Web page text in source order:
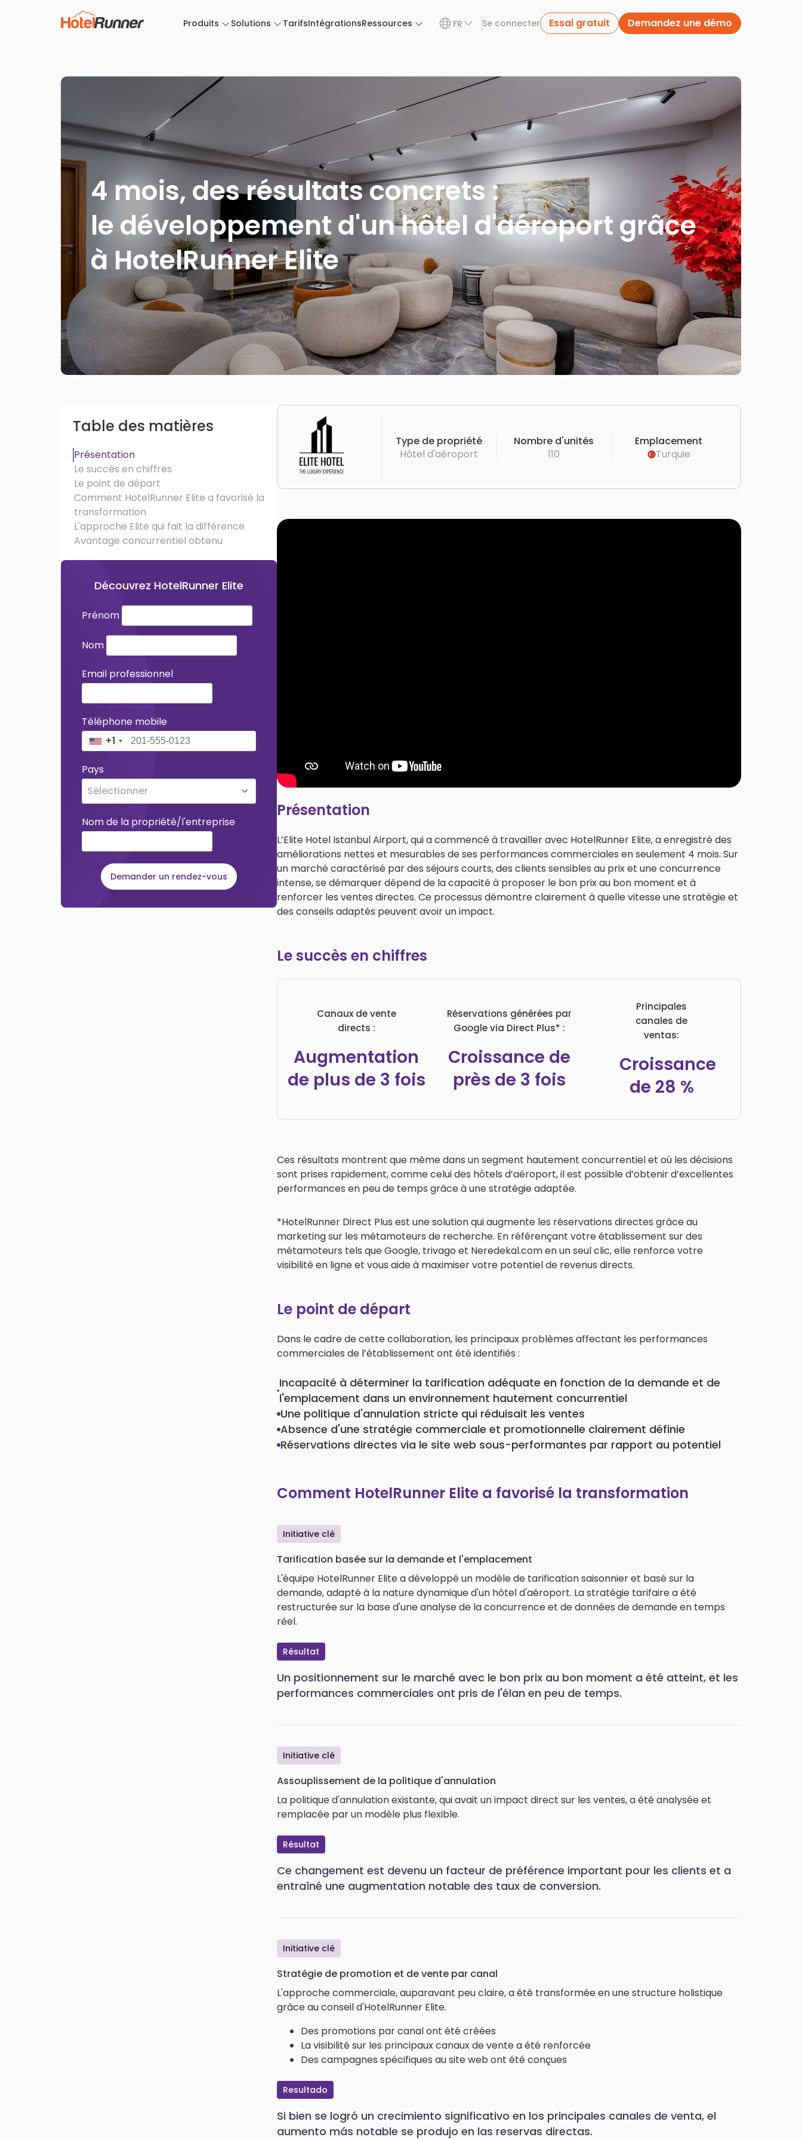
Produits Solutions TarifsIntégrationsRessources FR Se connecter Essai gratuit Demandez une démo
4 mois, des résultats concrets :
le développement d'un hôtel d'aéroport grâce
à HotelRunner Elite
Table des matières
Présentation
Le succès en chiffres
Le point de départ
Comment HotelRunner Elite a favorisé la
transformation
L'approche Elite qui fait la différence
Avantage concurrentiel obtenu
Découvrez HotelRunner Elite
Prénom
Nom
Email professionnel
Téléphone mobile
+1
Pays
Sélectionner
Nom de la propriété/l'entreprise
Demander un rendez-vous
Type de propriété
Hôtel d'aéroport
Nombre d'unités
110
Emplacement
Turquie
Présentation
L’Elite Hotel Istanbul Airport, qui a commencé à travailler avec HotelRunner Elite, a enregistré des
améliorations nettes et mesurables de ses performances commerciales en seulement 4 mois. Sur
un marché caractérisé par des séjours courts, des clients sensibles au prix et une concurrence
intense, se démarquer dépend de la capacité à proposer le bon prix au bon moment et à
renforcer les ventes directes. Ce processus démontre clairement à quelle vitesse une stratégie et
des conseils adaptés peuvent avoir un impact.
Le succès en chiffres
Canaux de vente
directs :
Augmentation
de plus de 3 fois
Réservations générées par
Google via Direct Plus* :
Croissance de
près de 3 fois
Principales
canales de
ventas:
Croissance
de 28 %
Ces résultats montrent que même dans un segment hautement concurrentiel et où les décisions
sont prises rapidement, comme celui des hôtels d’aéroport, il est possible d’obtenir d’excellentes
performances en peu de temps grâce à une stratégie adaptée.
*HotelRunner Direct Plus est une solution qui augmente les réservations directes grâce au
marketing sur les métamoteurs de recherche. En référençant votre établissement sur des
métamoteurs tels que Google, trivago et Neredekal.com en un seul clic, elle renforce votre
visibilité en ligne et vous aide à maximiser votre potentiel de revenus directs.
Le point de départ
Dans le cadre de cette collaboration, les principaux problèmes affectant les performances
commerciales de l’établissement ont été identifiés :
Incapacité à déterminer la tarification adéquate en fonction de la demande et de
l'emplacement dans un environnement hautement concurrentiel
Une politique d'annulation stricte qui réduisait les ventes
Absence d'une stratégie commerciale et promotionnelle clairement définie
Réservations directes via le site web sous-performantes par rapport au potentiel
Comment HotelRunner Elite a favorisé la transformation
Initiative clé
Tarification basée sur la demande et l'emplacement
L'équipe HotelRunner Elite a développé un modèle de tarification saisonnier et basé sur la
demande, adapté à la nature dynamique d'un hôtel d'aéroport. La stratégie tarifaire a été
restructurée sur la base d'une analyse de la concurrence et de données de demande en temps
réel.
Résultat
Un positionnement sur le marché avec le bon prix au bon moment a été atteint, et les
performances commerciales ont pris de l'élan en peu de temps.
Initiative clé
Assouplissement de la politique d'annulation
La politique d'annulation existante, qui avait un impact direct sur les ventes, a été analysée et
remplacée par un modèle plus flexible.
Résultat
Ce changement est devenu un facteur de préférence important pour les clients et a
entraîné une augmentation notable des taux de conversion.
Initiative clé
Stratégie de promotion et de vente par canal
L'approche commerciale, auparavant peu claire, a été transformée en une structure holistique
grâce au conseil d'HotelRunner Elite.
Des promotions par canal ont été créées
La visibilité sur les principaux canaux de vente a été renforcée
Des campagnes spécifiques au site web ont été conçues
Resultado
Si bien se logró un crecimiento significativo en los principales canales de venta, el
aumento más notable se produjo en las reservas directas.